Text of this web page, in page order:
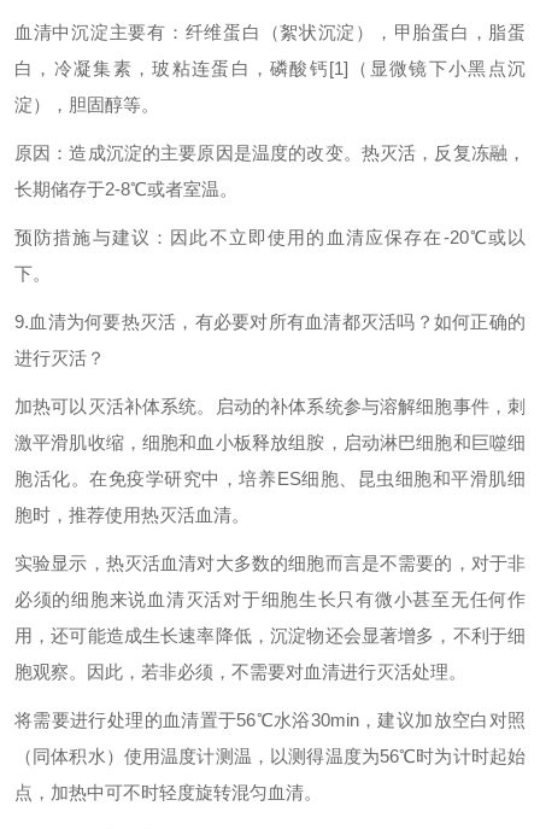
血清中沉淀主要有：纤维蛋白（絮状沉淀），甲胎蛋白，脂蛋
白，冷凝集素，玻粘连蛋白，磷酸钙[1]（显微镜下小黑点沉
淀），胆固醇等。
原因：造成沉淀的主要原因是温度的改变。热灭活，反复冻融，
长期储存于2-8℃或者室温。
预防措施与建议：因此不立即使用的血清应保存在-20℃或以
下。
9.血清为何要热灭活，有必要对所有血清都灭活吗？如何正确的
进行灭活？
加热可以灭活补体系统。启动的补体系统参与溶解细胞事件，刺
激平滑肌收缩，细胞和血小板释放组胺，启动淋巴细胞和巨噬细
胞活化。在免疫学研究中，培养ES细胞、昆虫细胞和平滑肌细
胞时，推荐使用热灭活血清。
实验显示，热灭活血清对大多数的细胞而言是不需要的，对于非
必须的细胞来说血清灭活对于细胞生长只有微小甚至无任何作
用，还可能造成生长速率降低，沉淀物还会显著增多，不利于细
胞观察。因此，若非必须，不需要对血清进行灭活处理。
将需要进行处理的血清置于56℃水浴30min，建议加放空白对照
（同体积水）使用温度计测温，以测得温度为56℃时为计时起始
点，加热中可不时轻度旋转混匀血清。